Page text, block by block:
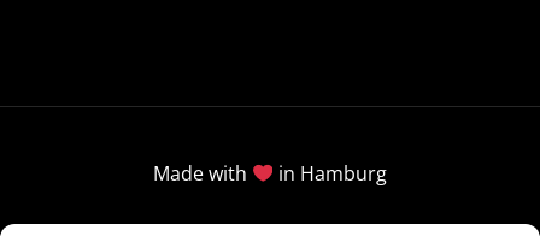
Made with in Hamburg